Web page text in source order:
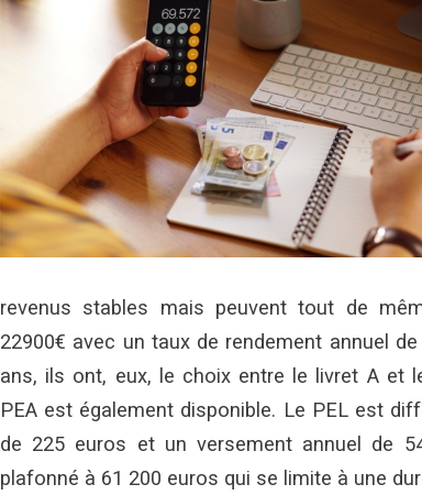
revenus stables mais peuvent tout de
22900€ avec un taux de rendement annuel
ans, ils ont, eux, le choix entre le livret A et
PEA est également disponible. Le PEL est
de 225 euros et un versement annuel de
plafonné à 61 200 euros qui se limite à une